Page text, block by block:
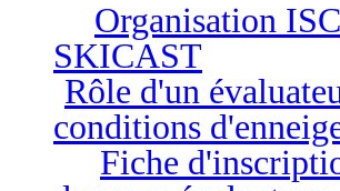
Organisation
SKICAST
Rôle d'un
conditions
Fiche